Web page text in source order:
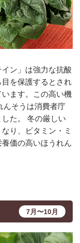
ン」は強力な抗酸
を保護するとされ
ます。この高い機
んそうは消費者庁
た。 冬の厳しい
り、ビタミン・ミ
価の高いほうれん
7月〜10月